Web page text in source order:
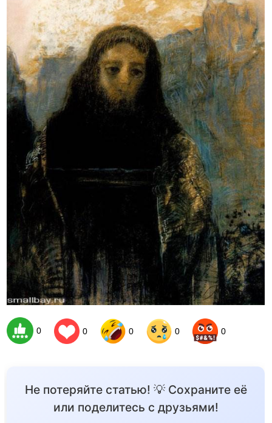
0 0 0 0 0
Не потеряйте статью! 💡 Сохраните её
или поделитесь с друзьями!